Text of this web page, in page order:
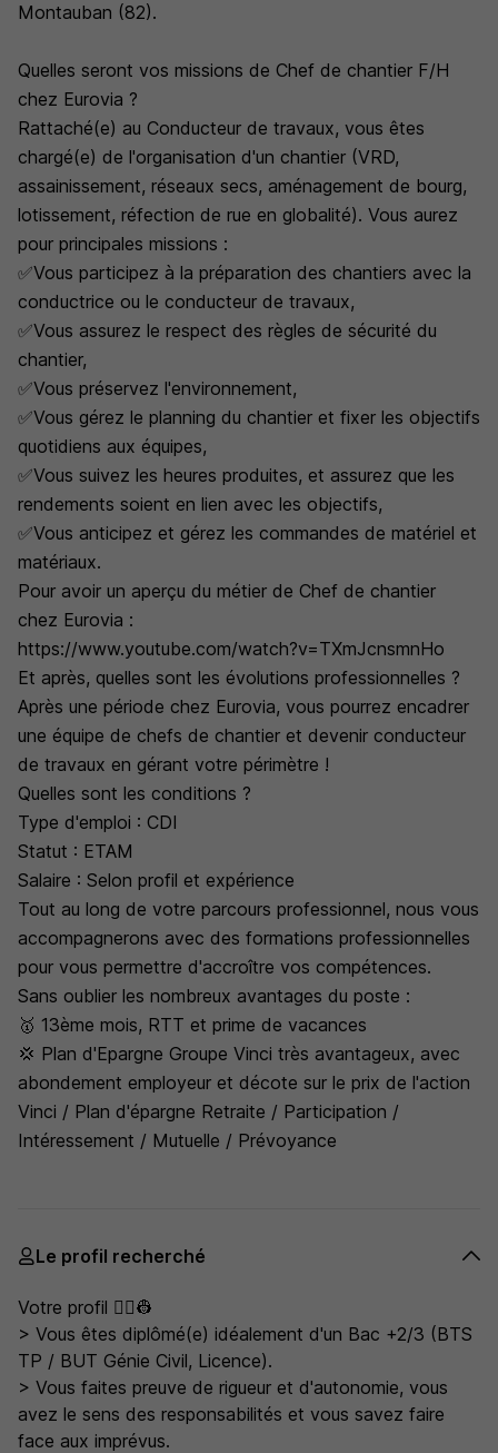
Montauban (82).
Quelles seront vos missions de Chef de chantier F/H
chez Eurovia ?
Rattaché(e) au Conducteur de travaux, vous êtes
chargé(e) de l'organisation d'un chantier (VRD,
assainissement, réseaux secs, aménagement de bourg,
lotissement, réfection de rue en globalité). Vous aurez
pour principales missions :
✅Vous participez à la préparation des chantiers avec la
conductrice ou le conducteur de travaux,
✅Vous assurez le respect des règles de sécurité du
chantier,
✅Vous préservez l'environnement,
✅Vous gérez le planning du chantier et fixer les objectifs
quotidiens aux équipes,
✅Vous suivez les heures produites, et assurez que les
rendements soient en lien avec les objectifs,
✅Vous anticipez et gérez les commandes de matériel et
matériaux.
Pour avoir un aperçu du métier de Chef de chantier
chez Eurovia :
https://www.youtube.com/watch?v=TXmJcnsmnHo
Et après, quelles sont les évolutions professionnelles ?
Après une période chez Eurovia, vous pourrez encadrer
une équipe de chefs de chantier et devenir conducteur
de travaux en gérant votre périmètre !
Quelles sont les conditions ?
Type d'emploi : CDI
Statut : ETAM
Salaire : Selon profil et expérience
Tout au long de votre parcours professionnel, nous vous
accompagnerons avec des formations professionnelles
pour vous permettre d'accroître vos compétences.
Sans oublier les nombreux avantages du poste :
🥇 13ème mois, RTT et prime de vacances
💢 Plan d'Epargne Groupe Vinci très avantageux, avec
abondement employeur et décote sur le prix de l'action
Vinci / Plan d'épargne Retraite / Participation /
Intéressement / Mutuelle / Prévoyance
Le profil recherché
Votre profil 👷‍♀️👷
> Vous êtes diplômé(e) idéalement d'un Bac +2/3 (BTS
TP / BUT Génie Civil, Licence).
> Vous faites preuve de rigueur et d'autonomie, vous
avez le sens des responsabilités et vous savez faire
face aux imprévus.